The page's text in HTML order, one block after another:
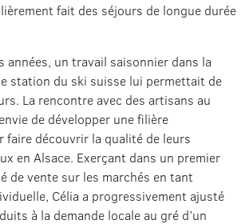
fait des séjours de longue durée
années, un travail saisonnier dans la
station du ski suisse lui permettait de
La rencontre avec des artisans au
de développer une filière
faire découvrir la qualité de leurs
en Alsace. Exerçant dans un premier
de vente sur les marchés en tant
Célia a progressivement ajusté
à la demande locale au gré d’un